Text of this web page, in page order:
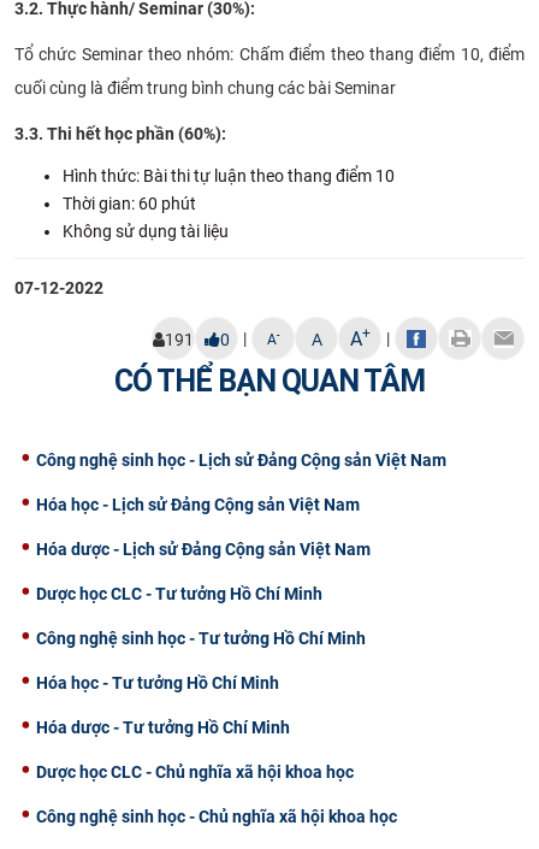
3.2. Thực hành/ Seminar (30%):
Tổ chức Seminar theo nhóm: Chấm điểm theo thang điểm 10, điểm
cuối cùng là điểm trung bình chung các bài Seminar
3.3. Thi hết học phần (60%):
Hình thức: Bài thi tự luận theo thang điểm 10
Thời gian: 60 phút
Không sử dụng tài liệu
07-12-2022
191 0 | A- A A+ |
CÓ THỂ BẠN QUAN TÂM
Công nghệ sinh học - Lịch sử Đảng Cộng sản Việt Nam
Hóa học - Lịch sử Đảng Cộng sản Việt Nam
Hóa dược - Lịch sử Đảng Cộng sản Việt Nam
Dược học CLC - Tư tưởng Hồ Chí Minh
Công nghệ sinh học - Tư tưởng Hồ Chí Minh
Hóa học - Tư tưởng Hồ Chí Minh
Hóa dược - Tư tưởng Hồ Chí Minh
Dược học CLC - Chủ nghĩa xã hội khoa học
Công nghệ sinh học - Chủ nghĩa xã hội khoa học